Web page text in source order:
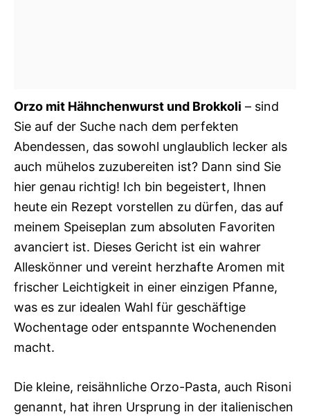
Orzo mit Hähnchenwurst und Brokkoli – sind
Sie auf der Suche nach dem perfekten
Abendessen, das sowohl unglaublich lecker als
auch mühelos zuzubereiten ist? Dann sind Sie
hier genau richtig! Ich bin begeistert, Ihnen
heute ein Rezept vorstellen zu dürfen, das auf
meinem Speiseplan zum absoluten Favoriten
avanciert ist. Dieses Gericht ist ein wahrer
Alleskönner und vereint herzhafte Aromen mit
frischer Leichtigkeit in einer einzigen Pfanne,
was es zur idealen Wahl für geschäftige
Wochentage oder entspannte Wochenenden
macht.
Die kleine, reisähnliche Orzo-Pasta, auch Risoni
genannt, hat ihren Ursprung in der italienischen